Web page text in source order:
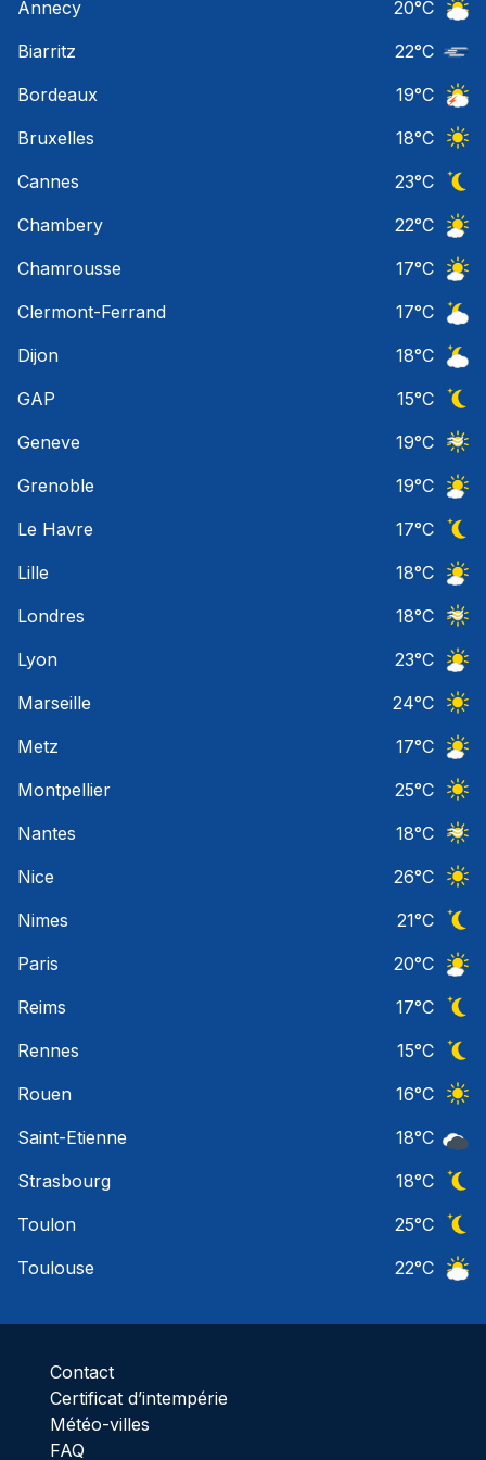
Annecy
20°C
Biarritz
22°C
Bordeaux
19°C
Bruxelles
18°C
Cannes
23°C
Chambery
22°C
Chamrousse
17°C
Clermont-Ferrand
17°C
Dijon
18°C
GAP
15°C
Geneve
19°C
Grenoble
19°C
Le Havre
17°C
Lille
18°C
Londres
18°C
Lyon
23°C
Marseille
24°C
Metz
17°C
Montpellier
25°C
Nantes
18°C
Nice
26°C
Nimes
21°C
Paris
20°C
Reims
17°C
Rennes
15°C
Rouen
16°C
Saint-Etienne
18°C
Strasbourg
18°C
Toulon
25°C
Toulouse
22°C
Contact
Certificat d’intempérie
Météo-villes
FAQ